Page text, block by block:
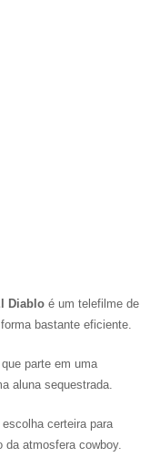
Diablo é um telefilme de
bastante eficiente.
parte em uma
aluna sequestrada.
certeira para
da atmosfera cowboy.